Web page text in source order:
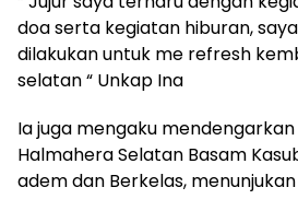
doa serta kegiatan hiburan,
dilakukan untuk me refresh
selatan “ Unkap Ina
Ia juga mengaku
Halmahera Selatan Basam
adem dan Berkelas,